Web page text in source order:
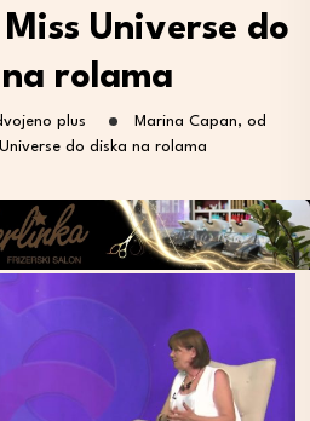
Universe do
rolama
plus
Marina Capan, od
do diska na rolama